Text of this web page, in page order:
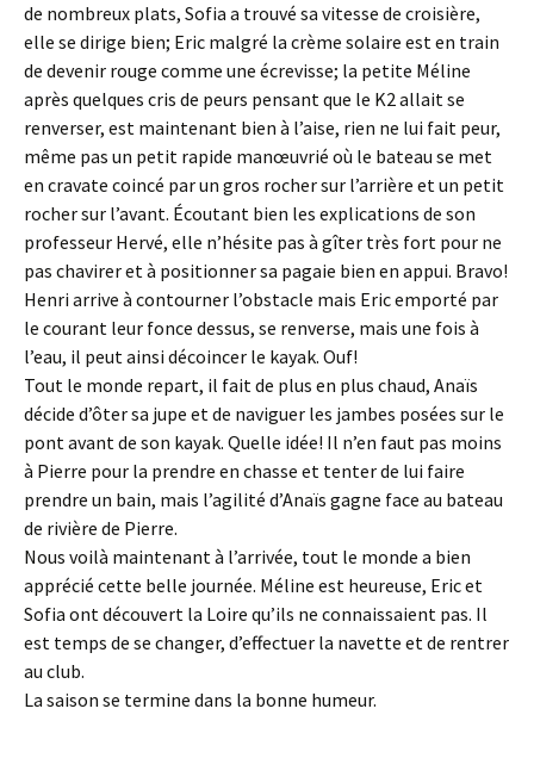
de nombreux plats, Sofia a trouvé sa vitesse de croisière,
elle se dirige bien; Eric malgré la crème solaire est en train
de devenir rouge comme une écrevisse; la petite Méline
après quelques cris de peurs pensant que le K2 allait se
renverser, est maintenant bien à l’aise, rien ne lui fait peur,
même pas un petit rapide manœuvrié où le bateau se met
en cravate coincé par un gros rocher sur l’arrière et un petit
rocher sur l’avant. Écoutant bien les explications de son
professeur Hervé, elle n’hésite pas à gîter très fort pour ne
pas chavirer et à positionner sa pagaie bien en appui. Bravo!
Henri arrive à contourner l’obstacle mais Eric emporté par
le courant leur fonce dessus, se renverse, mais une fois à
l’eau, il peut ainsi décoincer le kayak. Ouf!
Tout le monde repart, il fait de plus en plus chaud, Anaïs
décide d’ôter sa jupe et de naviguer les jambes posées sur le
pont avant de son kayak. Quelle idée! Il n’en faut pas moins
à Pierre pour la prendre en chasse et tenter de lui faire
prendre un bain, mais l’agilité d’Anaïs gagne face au bateau
de rivière de Pierre.
Nous voilà maintenant à l’arrivée, tout le monde a bien
apprécié cette belle journée. Méline est heureuse, Eric et
Sofia ont découvert la Loire qu’ils ne connaissaient pas. Il
est temps de se changer, d’effectuer la navette et de rentrer
au club.
La saison se termine dans la bonne humeur.